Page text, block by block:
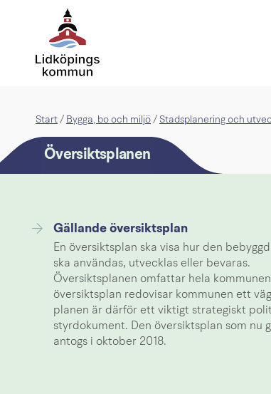
Start / Bygga, bo och miljö / Stadsplanering och
Översiktsplanen
Gällande översiktsplan
En översiktsplan ska visa hur den
ska användas, utvecklas eller bevaras.
Översiktsplanen omfattar hela
översiktsplan redovisar kommunen ett
planen är därför ett viktigt strategiskt
styrdokument. Den översiktsplan som nu
antogs i oktober 2018.